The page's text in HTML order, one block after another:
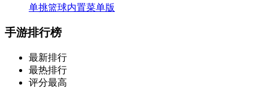
单挑篮球内置菜单版
手游排行榜
最新排行
最热排行
评分最高